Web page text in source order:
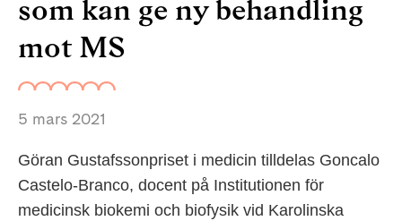
som kan ge ny behandling
mot MS
5 mars 2021
Göran Gustafssonpriset i medicin tilldelas Goncalo
Castelo-Branco, docent på Institutionen för
medicinsk biokemi och biofysik vid Karolinska